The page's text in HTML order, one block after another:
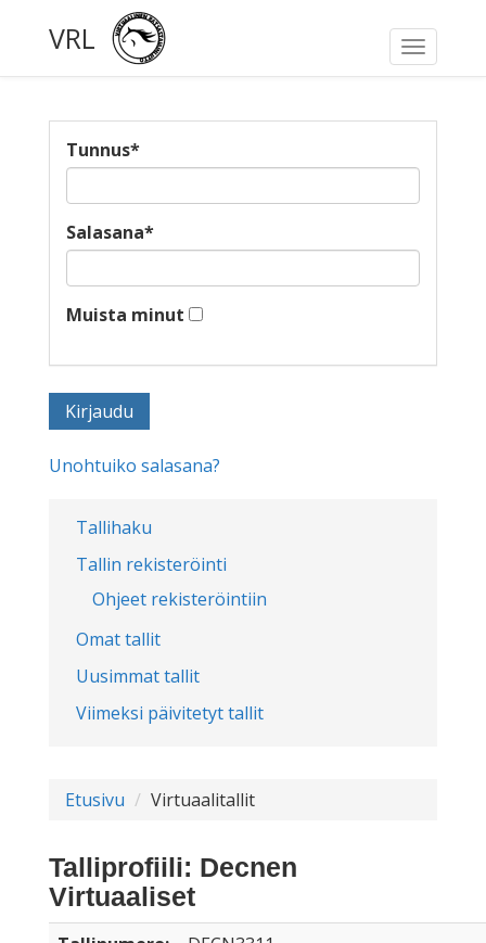
Toggle
VRL
Tallihaku
Tallin rekisteröinti
Ohjeet rekisteröintiin
Omat tallit
Uusimmat tallit
Viimeksi päivitetyt tallit
Tunnus*
Salasana*
Muista minut
Unohtuiko salasana?
Etusivu Virtuaalitallit
Talliprofiili: Decnen
Virtuaaliset